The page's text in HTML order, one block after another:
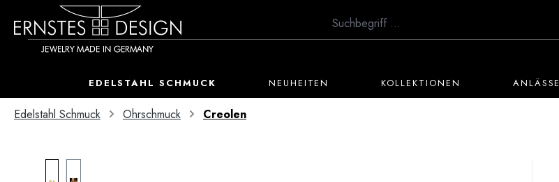
Hauptinhalt springen
Zur Suche springen
Zur Hauptnavigation springen
EDELSTAHL SCHMUCK NEUHEITEN KOLLEKTIONEN ANLÄSSE
Edelstahl Schmuck Ohrschmuck Creolen